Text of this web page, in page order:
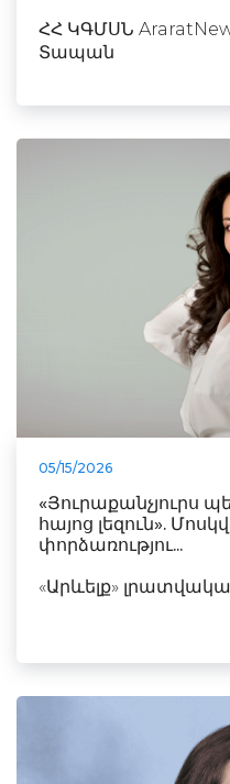
ՀՀ ԿԳՄՍՆ
Տապան
05/15/2026
«Յուրաքանչյուրս
հայոց լեզուն».
փորձառությու...
«Արևելք»